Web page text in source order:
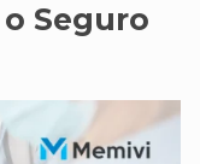
Seguro